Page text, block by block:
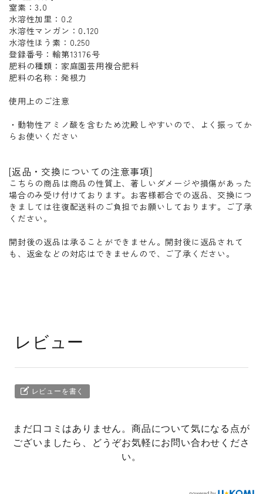
窒素：3.0
水溶性加里：0.2
水溶性マンガン：0.120
水溶性ほう素：0.250
登録番号：輸第13176号
肥料の種類：家庭園芸用複合肥料
肥料の名称：発根力
使用上のご注意
・動物性アミノ酸を含むため沈殿しやすいので、よく振ってか
らお使いください
[返品・交換についての注意事項]
こちらの商品は商品の性質上、著しいダメージや損傷があった
場合のみ受け付けております。お客様都合での返品、交換につ
きましては往復配送料のご負担でお願いしております。ご了承
ください。
開封後の返品は承ることができません。開封後に返品されて
も、返金などの対応はできませんので、ご了承ください。
レビュー
レビューを書く
まだ口コミはありません。商品について気になる点が
ございましたら、どうぞお気軽にお問い合わせくださ
い。